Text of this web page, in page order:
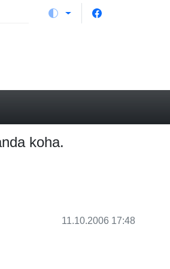
koha.
11.10.2006 17:48